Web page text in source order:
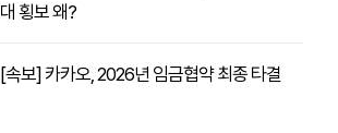
대 횡보 왜?
[속보] 카카오, 2026년 임금협약 최종 타결